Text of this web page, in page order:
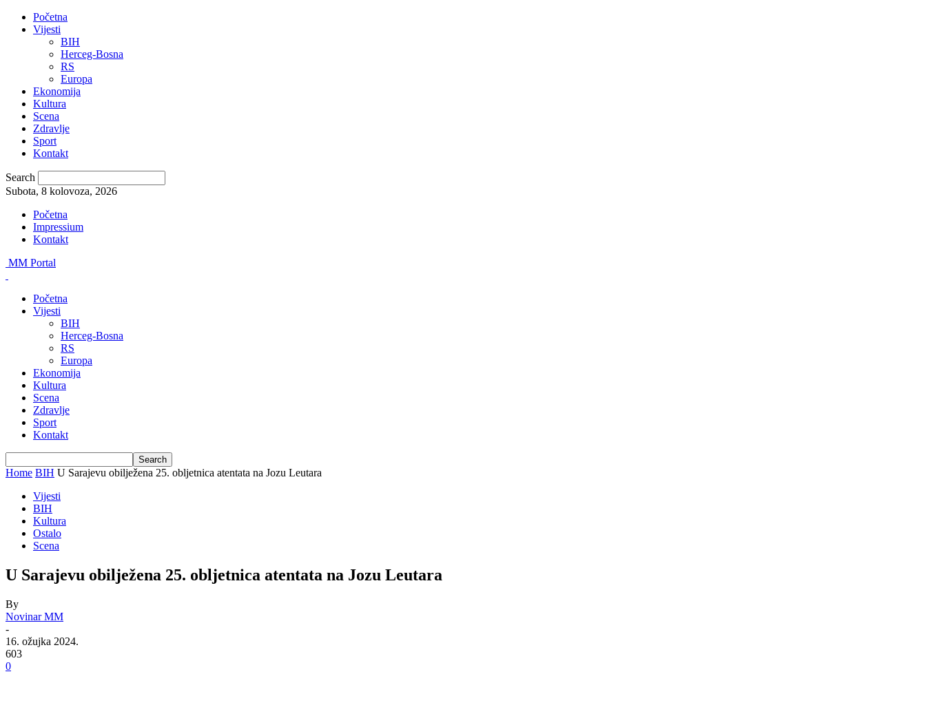
Početna
Vijesti
BIH
Herceg-Bosna
RS
Europa
Ekonomija
Kultura
Scena
Zdravlje
Sport
Kontakt
Search
Subota, 8 kolovoza, 2026
Početna
Impressium
Kontakt
MM Portal
Početna
Vijesti
BIH
Herceg-Bosna
RS
Europa
Ekonomija
Kultura
Scena
Zdravlje
Sport
Kontakt
Home BIH U Sarajevu obilježena 25. obljetnica atentata na Jozu Leutara
Vijesti
BIH
Kultura
Ostalo
Scena
U Sarajevu obilježena 25. obljetnica atentata na Jozu Leutara
By
Novinar MM
-
16. ožujka 2024.
603
0